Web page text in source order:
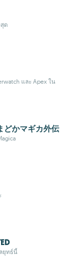
ด
และ Apex ใน
どかマギカ外伝
ยุทธ์นี้